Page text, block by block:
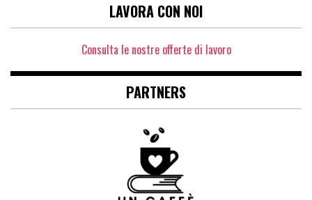
LAVORA CON NOI
Consulta le nostre offerte di lavoro
PARTNERS